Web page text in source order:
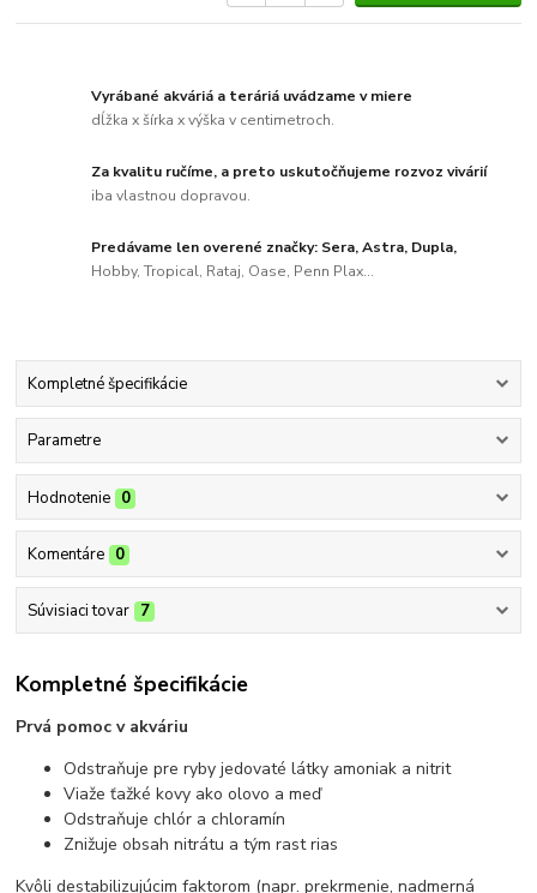
Vyrábané akváriá a teráriá uvádzame v miere
dĺžka x šírka x výška v centimetroch.
Za kvalitu ručíme, a preto uskutočňujeme rozvoz vivárií
iba vlastnou dopravou.
Predávame len overené značky: Sera, Astra, Dupla,
Hobby, Tropical, Rataj, Oase, Penn Plax...
Kompletné špecifikácie
Parametre
Hodnotenie 0
Komentáre 0
Súvisiaci tovar 7
Kompletné špecifikácie
Prvá pomoc v akváriu
Odstraňuje pre ryby jedovaté látky amoniak a nitrit
Viaže ťažké kovy ako olovo a meď
Odstraňuje chlór a chloramín
Znižuje obsah nitrátu a tým rast rias
Kvôli destabilizujúcim faktorom (napr. prekrmenie, nadmerná